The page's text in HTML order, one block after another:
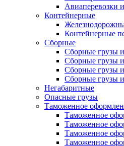
Авиаперевозки
Контейнерные
Контейнерные
Сборные
Сборные грузы
Сборные грузы
Сборные грузы
Сборные грузы
Негабаритные
Опасные грузы
Таможенное
Таможенное
Таможенное
Таможенное
Таможенное